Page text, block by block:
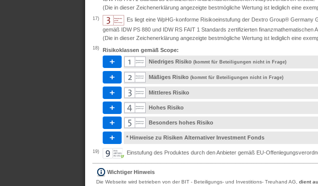
(Die in dieser Zeichenerklärung angezeigte bestmögliche Wertung ist lediglich eine
17)
Es liegt eine WpHG-konforme Risikoeinstufung der Dextro Group®
gemäß IDW PS 880 und IDW RS FAIT 1 Standards zertifizierten finanzmathematischen
(Die in dieser Zeichenerklärung angezeigte bestmögliche Wertung ist lediglich eine
18)
Risikoklassen gemäß Scope:
Niedriges Risiko (kommt für Beteiligungen nicht in Frage)
Mäßiges Risiko (kommt für Beteiligungen nicht in Frage)
Mittleres Risiko
Hohes Risiko
Besonders hohes Risiko
* Hinweise zu Risiken Alternativer Investment Fonds
19) Einstufung des Produktes durch den Anbieter gemäß EU-
Wichtiger Hinweis
Die Webseite wird betrieben von der BIT - Beteiligungs- und Investitions- Treuhand AG, dient